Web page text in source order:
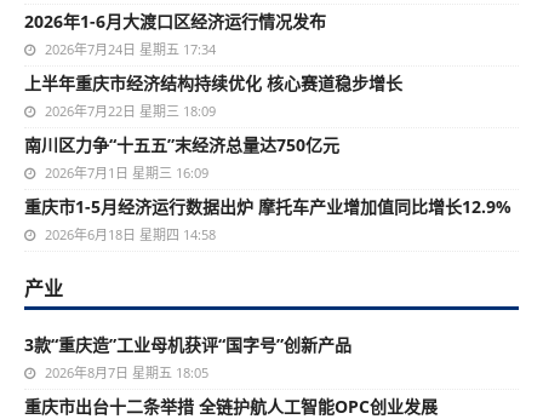
2026年1-6月大渡口区经济运行情况发布
2026年7月24日 星期五 17:34
上半年重庆市经济结构持续优化 核心赛道稳步增长
2026年7月22日 星期三 18:09
南川区力争“十五五”末经济总量达750亿元
2026年7月1日 星期三 16:09
重庆市1-5月经济运行数据出炉 摩托车产业增加值同比增长12.9%
2026年6月18日 星期四 14:58
产业
3款“重庆造”工业母机获评“国字号”创新产品
2026年8月7日 星期五 18:05
重庆市出台十二条举措 全链护航人工智能OPC创业发展